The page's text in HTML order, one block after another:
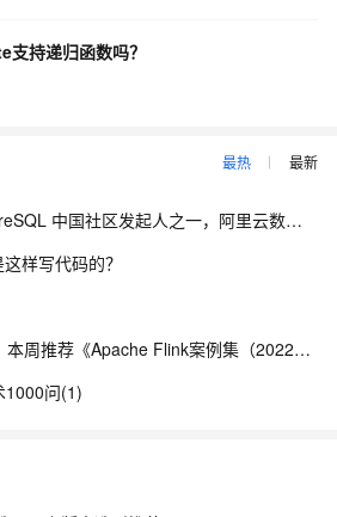
持递归函数吗？
最热 最新
【大咖问答】对话PostgreSQL 中国社区发起人之一，阿里云数据库高级专家 德哥
样写代码的？
【藏经阁一起读（27）】本周推荐《Apache Flink案例集（2022版）》，你有哪些心得？
1000问(1)